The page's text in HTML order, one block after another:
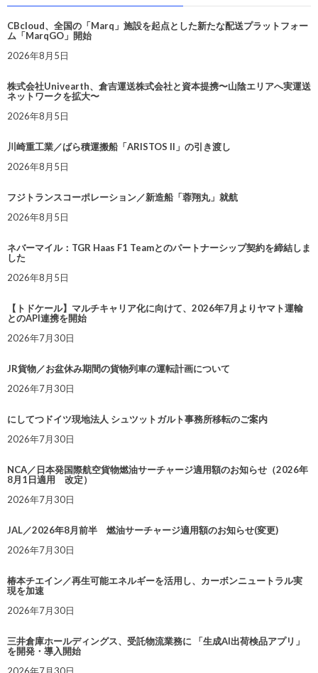
CBcloud、全国の「Marq」施設を起点とした新たな配送プラットフォー
ム「MarqGO」開始
2026年8月5日
株式会社Univearth、倉吉運送株式会社と資本提携〜山陰エリアへ実運送
ネットワークを拡大〜
2026年8月5日
川崎重工業／ばら積運搬船「ARISTOS II」の引き渡し
2026年8月5日
フジトランスコーポレーション／新造船「蓉翔丸」就航
2026年8月5日
ネバーマイル：TGR Haas F1 Teamとのパートナーシップ契約を締結しま
した
2026年8月5日
【トドケール】マルチキャリア化に向けて、2026年7月よりヤマト運輸
とのAPI連携を開始
2026年7月30日
JR貨物／お盆休み期間の貨物列車の運転計画について
2026年7月30日
にしてつドイツ現地法人 シュツットガルト事務所移転のご案内
2026年7月30日
NCA／日本発国際航空貨物燃油サーチャージ適用額のお知らせ（2026年
8月1日適用 改定）
2026年7月30日
JAL／2026年8月前半 燃油サーチャージ適用額のお知らせ(変更)
2026年7月30日
椿本チエイン／再生可能エネルギーを活用し、カーボンニュートラル実
現を加速
2026年7月30日
三井倉庫ホールディングス、受託物流業務に 「生成AI出荷検品アプリ」
を開発・導入開始